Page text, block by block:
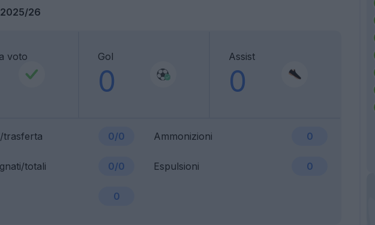
26
voto Gol
0
Assist
0
trasferta 0/0 Ammonizioni 0
totali 0/0 Espulsioni 0
0